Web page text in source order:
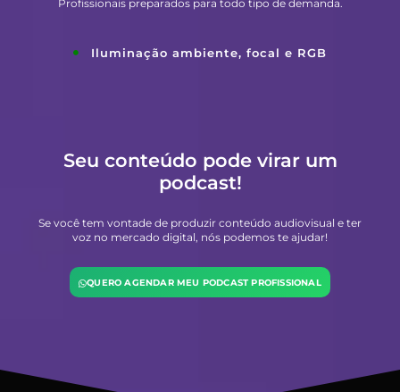
Profissionais preparados para todo tipo de demanda.
Iluminação ambiente, focal e RGB
Seu conteúdo pode virar um
podcast!
Se você tem vontade de produzir conteúdo audiovisual e ter
voz no mercado digital, nós podemos te ajudar!
QUERO AGENDAR MEU PODCAST PROFISSIONAL